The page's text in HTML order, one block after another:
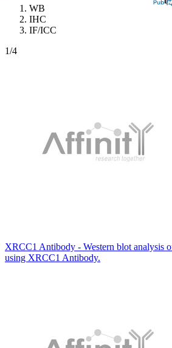
WB
IHC
IF/ICC
1/4
XRCC1 Antibody - Western blot analysis
using XRCC1 Antibody.